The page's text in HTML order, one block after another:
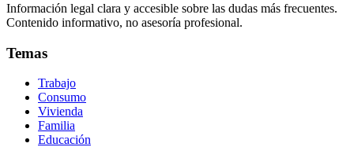
Información legal clara y accesible sobre las dudas más frecuentes.
Contenido informativo, no asesoría profesional.
Temas
Trabajo
Consumo
Vivienda
Familia
Educación